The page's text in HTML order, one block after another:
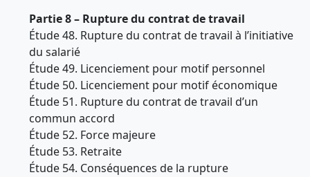
Partie 8 – Rupture du contrat de travail
Étude 48. Rupture du contrat de travail à l’initiative
du salarié
Étude 49. Licenciement pour motif personnel
Étude 50. Licenciement pour motif économique
Étude 51. Rupture du contrat de travail d’un
commun accord
Étude 52. Force majeure
Étude 53. Retraite
Étude 54. Conséquences de la rupture